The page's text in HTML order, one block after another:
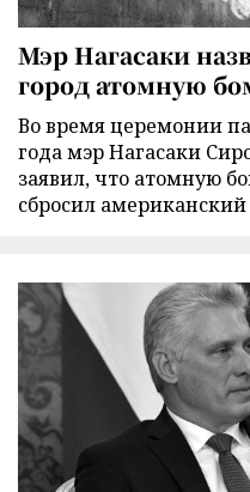
Мэр Нагасаки
город атомную
Во время церемонии
года мэр Нагасаки
заявил, что атомную
сбросил